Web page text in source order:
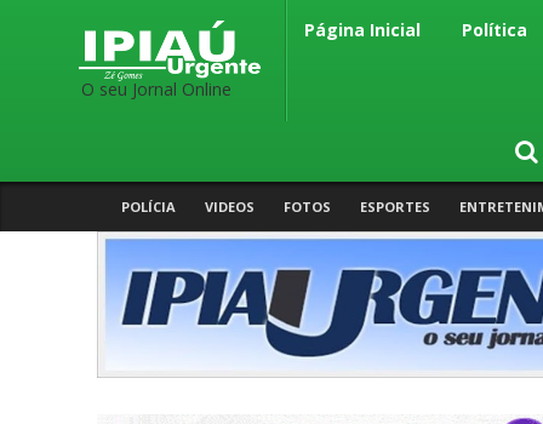
O seu Jornal Online
Página Inicial Política
POLÍCIA VIDEOS FOTOS ESPORTES